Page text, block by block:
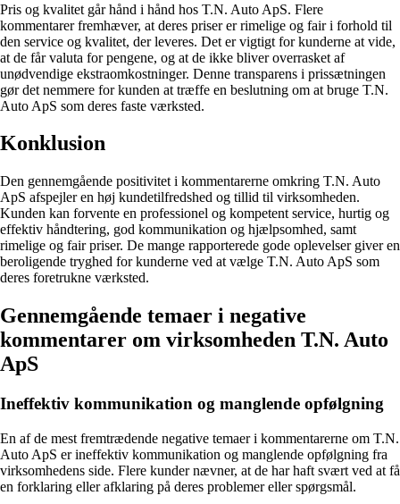
Pris og kvalitet går hånd i hånd hos T.N. Auto ApS. Flere
kommentarer fremhæver, at deres priser er rimelige og fair i forhold til
den service og kvalitet, der leveres. Det er vigtigt for kunderne at vide,
at de får valuta for pengene, og at de ikke bliver overrasket af
unødvendige ekstraomkostninger. Denne transparens i prissætningen
gør det nemmere for kunden at træffe en beslutning om at bruge T.N.
Auto ApS som deres faste værksted.
Konklusion
Den gennemgående positivitet i kommentarerne omkring T.N. Auto
ApS afspejler en høj kundetilfredshed og tillid til virksomheden.
Kunden kan forvente en professionel og kompetent service, hurtig og
effektiv håndtering, god kommunikation og hjælpsomhed, samt
rimelige og fair priser. De mange rapporterede gode oplevelser giver en
beroligende tryghed for kunderne ved at vælge T.N. Auto ApS som
deres foretrukne værksted.
Gennemgående temaer i negative
kommentarer om virksomheden T.N. Auto
ApS
Ineffektiv kommunikation og manglende opfølgning
En af de mest fremtrædende negative temaer i kommentarerne om T.N.
Auto ApS er ineffektiv kommunikation og manglende opfølgning fra
virksomhedens side. Flere kunder nævner, at de har haft svært ved at få
en forklaring eller afklaring på deres problemer eller spørgsmål.